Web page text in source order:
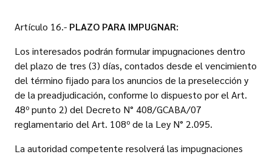
Artículo 16.- PLAZO PARA IMPUGNAR:
Los interesados podrán formular impugnaciones dentro
del plazo de tres (3) días, contados desde el vencimiento
del término fijado para los anuncios de la preselección y
de la preadjudicación, conforme lo dispuesto por el Art.
48º punto 2) del Decreto N° 408/GCABA/07
reglamentario del Art. 108º de la Ley N° 2.095.
La autoridad competente resolverá las impugnaciones